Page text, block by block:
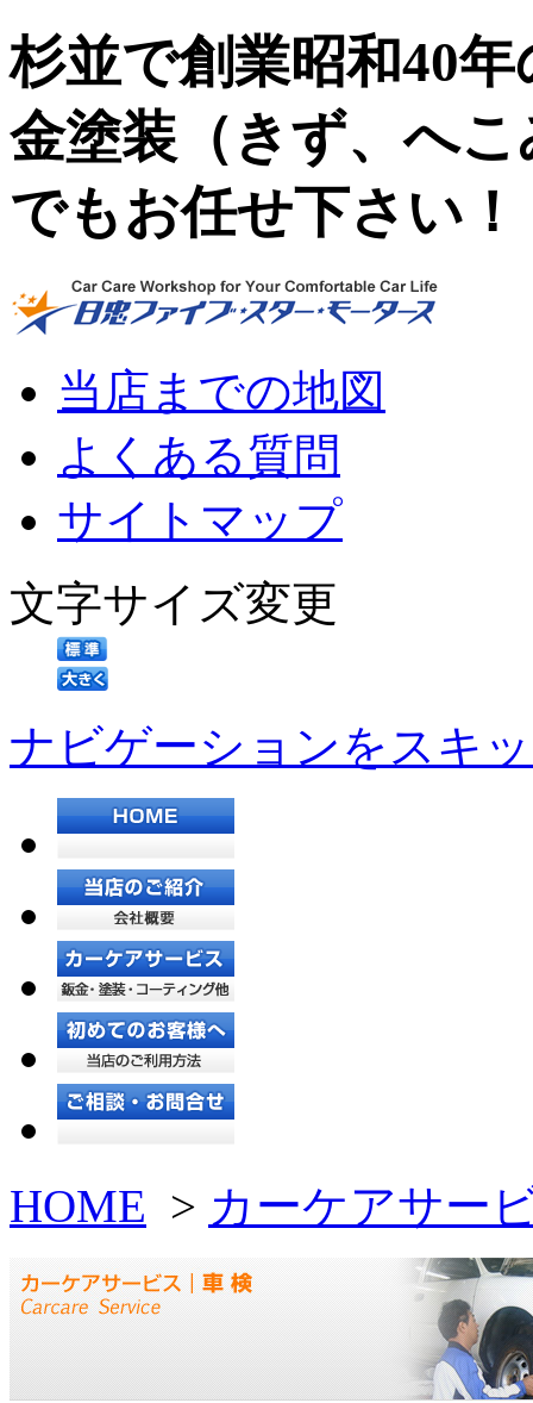
杉並で創業昭和40
金塗装（きず、へ
でもお任せ下さい！
当店までの地図
よくある質問
サイトマップ
文字サイズ変更
ナビゲーションをスキ
HOME > カーケアサー